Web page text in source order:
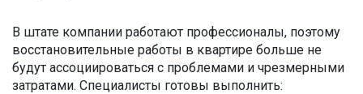
В штате компании работают профессионалы, поэтому
восстановительные работы в квартире больше не
будут ассоциироваться с проблемами и чрезмерными
затратами. Специалисты готовы выполнить: